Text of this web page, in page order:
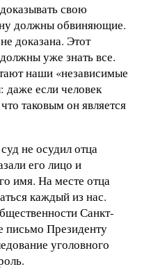
свою
должны обвиняющие.
доказана. Этот
уже знать все.
наши «независимые
если человек
таковым он является
не осудил отца
его лицо и
имя. На месте отца
каждый из нас.
Санкт-
письмо Президенту
уголовного